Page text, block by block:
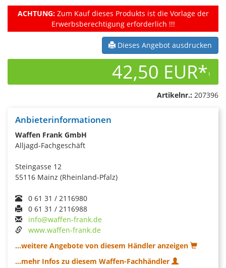
ACHTUNG:Zum Kauf dieses Produkts ist die Vorlage der
Erwerbsberechtigung erforderlich !!!
Dieses Angebot ausdrucken
42,50 EUR*1
Artikelnr.: 207396
Anbieterinformationen
Waffen Frank GmbH
Alljagd-Fachgeschäft
Steingasse 12
55116 Mainz (Rheinland-Pfalz)
0 61 31 / 2116980
0 61 31 / 2116988
info@waffen-frank.de
www.waffen-frank.de
...weitere Angebote von diesem Händler anzeigen
...mehr Infos zu diesem Waffen-Fachhändler